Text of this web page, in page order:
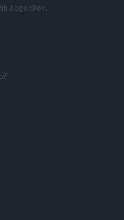
dogodkov.